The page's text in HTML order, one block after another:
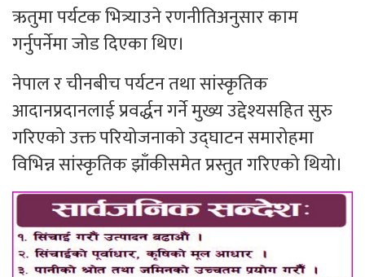
ऋतुमा पर्यटक भित्र्याउने रणनीतिअनुसार काम
गर्नुपर्नेमा जोड दिएका थिए।
नेपाल र चीनबीच पर्यटन तथा सांस्कृतिक
आदानप्रदानलाई प्रवर्द्धन गर्ने मुख्य उद्देश्यसहित सुरु
गरिएको उक्त परियोजनाको उद्घाटन समारोहमा
विभिन्न सांस्कृतिक झाँकीसमेत प्रस्तुत गरिएको थियो।